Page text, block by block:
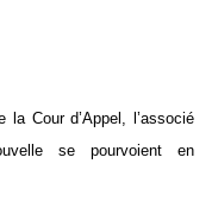
Cour d’Appel, l’associé
se pourvoient en